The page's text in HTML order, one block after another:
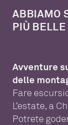
ABBIAMO
PIÙ
Avventure
delle
Fare
L’estate, a
Potrete